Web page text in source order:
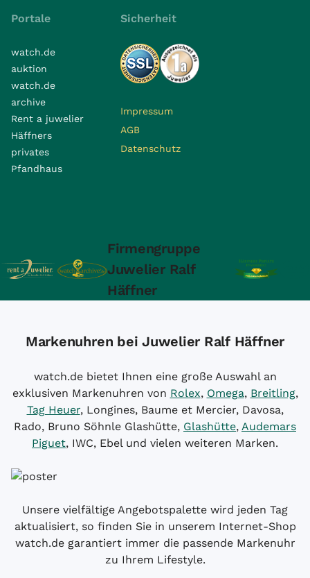
Portale
watch.de
auktion
watch.de
archive
Rent a juwelier
Häffners
privates
Pfandhaus
Sicherheit
Impressum
AGB
Datenschutz
Firmengruppe
Juwelier Ralf
Häffner
Markenuhren bei Juwelier Ralf Häffner
watch.de bietet Ihnen eine große Auswahl an
exklusiven Markenuhren von Rolex, Omega, Breitling,
Tag Heuer, Longines, Baume et Mercier, Davosa,
Rado, Bruno Söhnle Glashütte, Glashütte, Audemars
Piguet, IWC, Ebel und vielen weiteren Marken.
Unsere vielfältige Angebotspalette wird jeden Tag
aktualisiert, so finden Sie in unserem Internet-Shop
watch.de garantiert immer die passende Markenuhr
zu Ihrem Lifestyle.